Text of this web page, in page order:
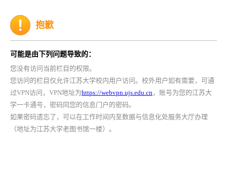
抱歉
可能是由下列问题导致的：
您没有访问当前栏目的权限。
您访问的栏目仅允许江苏大学校内用户访问。校外用户如有需要，可通
过VPN访问，VPN地址为https://webvpn.ujs.edu.cn，账号为您的江苏大
学一卡通号，密码同您的信息门户的密码。
如果密码遗忘了，可以在工作时间内至数据与信息化处服务大厅办理
（地址为江苏大学老图书馆一楼）。